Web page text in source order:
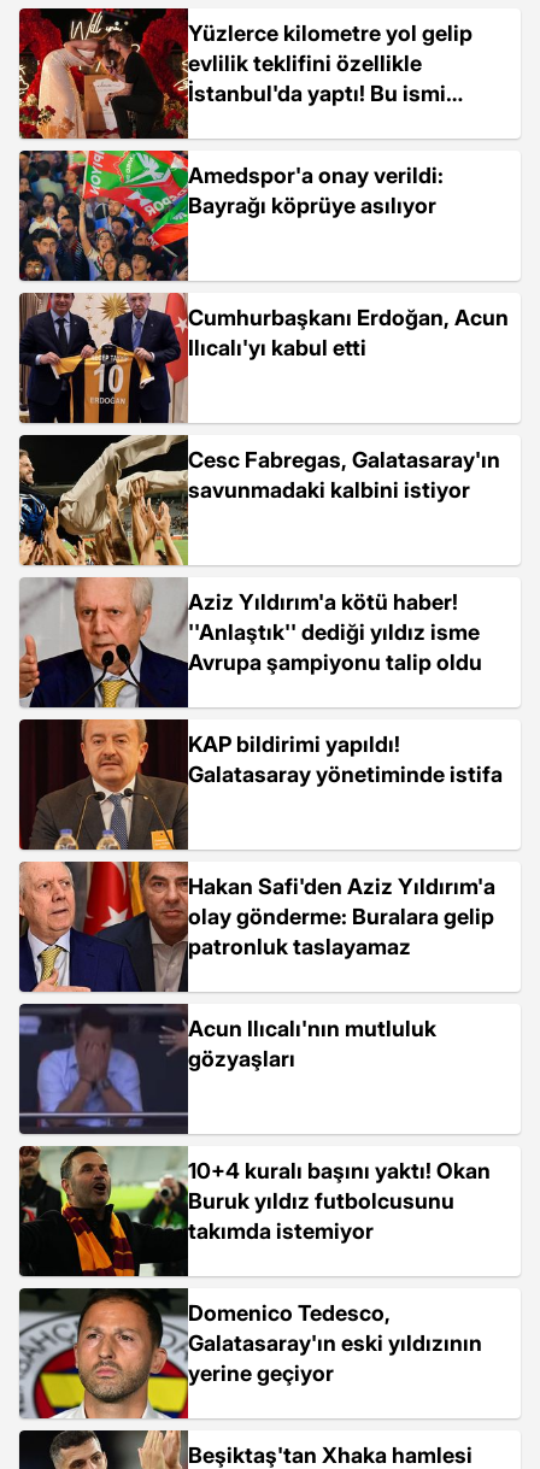
Yüzlerce kilometre yol gelip
evlilik teklifini özellikle
İstanbul'da yaptı! Bu ismi
Amedspor'a onay verildi:
Bayrağı köprüye asılıyor
Cumhurbaşkanı Erdoğan, Acun
Ilıcalı'yı kabul etti
Cesc Fabregas, Galatasaray'ın
savunmadaki kalbini istiyor
Aziz Yıldırım'a kötü haber!
''Anlaştık'' dediği yıldız isme
Avrupa şampiyonu talip oldu
KAP bildirimi yapıldı!
Galatasaray yönetiminde istifa
Hakan Safi'den Aziz Yıldırım'a
olay gönderme: Buralara gelip
patronluk taslayamaz
Acun Ilıcalı'nın mutluluk
gözyaşları
10+4 kuralı başını yaktı! Okan
Buruk yıldız futbolcusunu
takımda istemiyor
Domenico Tedesco,
Galatasaray'ın eski yıldızının
yerine geçiyor
Beşiktaş'tan Xhaka hamlesi